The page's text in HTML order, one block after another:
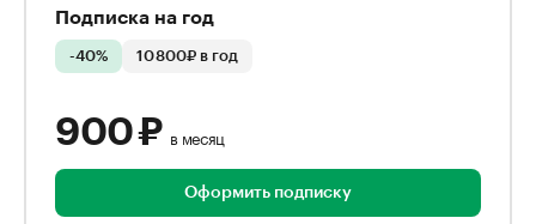
Подписка на год
-40% 10 800₽ в год
900 ₽ в месяц
Оформить подписку